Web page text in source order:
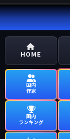
HOME
国内
作家
国内
ランキング